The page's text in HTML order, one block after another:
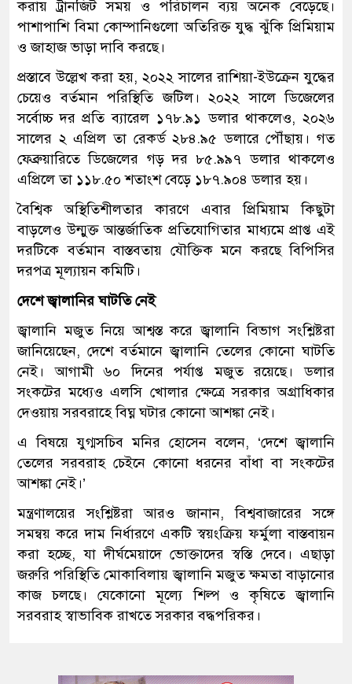
করায় ট্রানজিট সময় ও পরিচালন ব্যয় অনেক বেড়েছে।
পাশাপাশি বিমা কোম্পানিগুলো অতিরিক্ত যুদ্ধ ঝুঁকি প্রিমিয়াম
ও জাহাজ ভাড়া দাবি করছে।
প্রস্তাবে উল্লেখ করা হয়, ২০২২ সালের রাশিয়া-ইউক্রেন যুদ্ধের
চেয়েও বর্তমান পরিস্থিতি জটিল। ২০২২ সালে ডিজেলের
সর্বোচ্চ দর প্রতি ব্যারেল ১৭৮.৯১ ডলার থাকলেও, ২০২৬
সালের ২ এপ্রিল তা রেকর্ড ২৮৪.৯৫ ডলারে পৌঁছায়। গত
ফেব্রুয়ারিতে ডিজেলের গড় দর ৮৫.৯৯৭ ডলার থাকলেও
এপ্রিলে তা ১১৮.৫০ শতাংশ বেড়ে ১৮৭.৯০৪ ডলার হয়।
বৈশ্বিক অস্থিতিশীলতার কারণে এবার প্রিমিয়াম কিছুটা
বাড়লেও উন্মুক্ত আন্তর্জাতিক প্রতিযোগিতার মাধ্যমে প্রাপ্ত এই
দরটিকে বর্তমান বাস্তবতায় যৌক্তিক মনে করছে বিপিসির
দরপত্র মূল্যায়ন কমিটি।
দেশে জ্বালানির ঘাটতি নেই
জ্বালানি মজুত নিয়ে আশ্বস্ত করে জ্বালানি বিভাগ সংশ্লিষ্টরা
জানিয়েছেন, দেশে বর্তমানে জ্বালানি তেলের কোনো ঘাটতি
নেই। আগামী ৬০ দিনের পর্যাপ্ত মজুত রয়েছে। ডলার
সংকটের মধ্যেও এলসি খোলার ক্ষেত্রে সরকার অগ্রাধিকার
দেওয়ায় সরবরাহে বিঘ্ন ঘটার কোনো আশঙ্কা নেই।
এ বিষয়ে যুগ্মসচিব মনির হোসেন বলেন, ‘দেশে জ্বালানি
তেলের সরবরাহ চেইনে কোনো ধরনের বাঁধা বা সংকটের
আশঙ্কা নেই।’
মন্ত্রণালয়ের সংশ্লিষ্টরা আরও জানান, বিশ্ববাজারের সঙ্গে
সমন্বয় করে দাম নির্ধারণে একটি স্বয়ংক্রিয় ফর্মুলা বাস্তবায়ন
করা হচ্ছে, যা দীর্ঘমেয়াদে ভোক্তাদের স্বস্তি দেবে। এছাড়া
জরুরি পরিস্থিতি মোকাবিলায় জ্বালানি মজুত ক্ষমতা বাড়ানোর
কাজ চলছে। যেকোনো মূল্যে শিল্প ও কৃষিতে জ্বালানি
সরবরাহ স্বাভাবিক রাখতে সরকার বদ্ধপরিকর।